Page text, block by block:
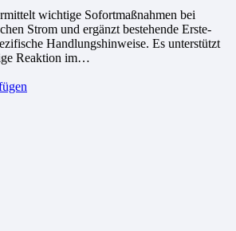
wichtige Sofortmaßnahmen bei
Strom und ergänzt bestehende Erste-
Handlungshinweise. Es unterstützt
Reaktion im…